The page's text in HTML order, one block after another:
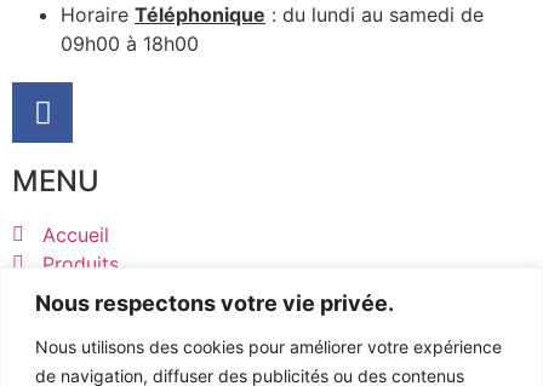
Nous respectons votre vie privée.
Nous utilisons des cookies pour améliorer votre expérience
de navigation, diffuser des publicités ou des contenus
Horaire Téléphonique : du lundi au samedi de
09h00 à 18h00
MENU
Accueil
Produits
Pièces détachées
Contact